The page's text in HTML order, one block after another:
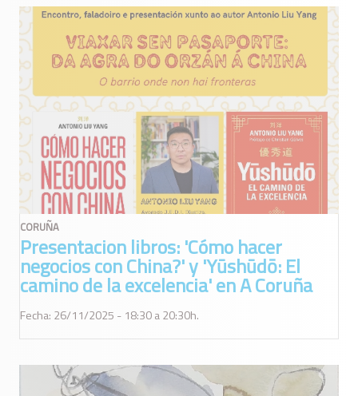
CORUÑA
Presentacion libros: 'Cómo hacer
negocios con China?' y 'Yūshūdō: El
camino de la excelencia' en A Coruña
Fecha: 26/11/2025 - 18:30 a 20:30h.